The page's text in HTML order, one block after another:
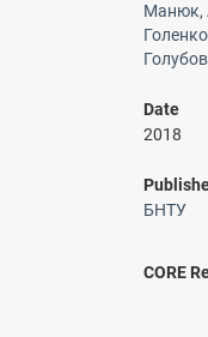
Манюк,
Date
2018
БНТУ
CORE